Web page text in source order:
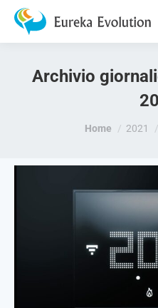
Archivio
Tu sei qui:
Home 2021